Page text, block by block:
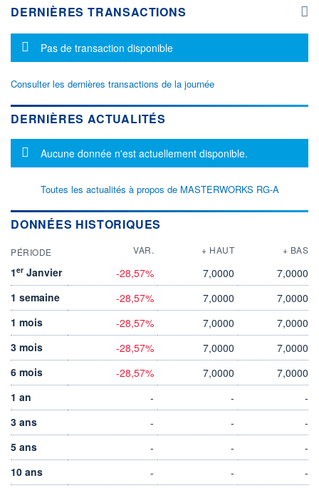
DERNIÈRES TRANSACTIONS
Message d'information
Pas de transaction disponible
Consulter les dernières transactions de la journée
DERNIÈRES ACTUALITÉS
Message d'information
Aucune donnée n'est actuellement disponible.
Toutes les actualités à propos de MASTERWORKS RG-A
DONNÉES HISTORIQUES
PÉRIODE VAR. + HAUT + BAS
1er Janvier -28,57% 7,0000
7,0000
1 semaine
-28,57% 7,0000
7,0000
1 mois
-28,57% 7,0000
7,0000
3 mois
-28,57% 7,0000
7,0000
6 mois
-28,57% 7,0000
7,0000
1 an
- -
-
3 ans
- -
-
5 ans
- -
-
10 ans
- -
-